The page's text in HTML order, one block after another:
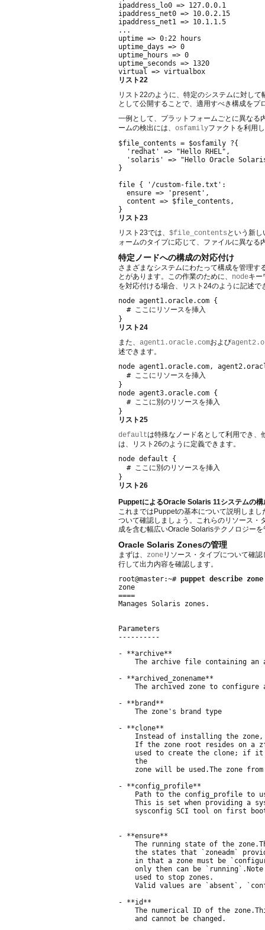
ipaddress_lo0 => 127.0.0.1
ipaddress_net0 => 10.0.2.15
ipaddress_net1 => 10.1.1.5
...
uptime => 0:22 hours
uptime_days => 0
uptime_hours => 0
uptime_seconds => 1320
リスト22
リスト22のように、特定のシステムに対し
として公開することで、適用すべき構成をプ
一例として、プラットフォームごとに異なる
ームの検出には、 osfamilyファクトを利用
$file_contents = $osfamily ?{
  'redhat' => "Hello RHEL",
'solaris' => "Hello Oracle
}
file { '/custom-file.txt':
  ensure => 'present',
  content => $file_contents,
リスト23
リスト23では、 $file_contents という新
ォームのタイプに応じて、ファイルに異なる
特定ノードへの構成の対応付け
さまざまなシステムにわたって構成を管理
とがあります。この作業のために、 nodeキー
を対応付ける場合、リスト24のように記述で
node agent1.oracle.com {
  # ここにリソースを挿入
リスト24
また、 agent1.oracle.comおよび
述できます。
node agent1.oracle.com,
  # ここにリソースを挿入
}
node agent3.oracle.com {
  # ここに別のリソースを挿入
リスト25
defaultは特殊なノード名として利用でき、
は、リスト26のように定義できます。
node default {
  # ここに別のリソースを挿入
}
リスト26
PuppetによるOracle Solaris 11システムの構
これまではPuppetの基本について説明しま
ついて確認しましょう。これらのリソース
成を含む幅広いOracle Solarisテクノロジー
Oracle Solaris Zonesの管理
まずは、 zoneリソース・タイプについて確
行して出力内容を確認します。
root@master:~# puppet describe zone
zone
====
Manages Solaris zones.
Parameters
----------
- **archive**
The archive file containing an
- **archived_zonename**
The archived zone to configure
- **brand**
    The zone's brand type
- **clone**
Instead of installing the
If the zone root resides on a
used to create the clone; if
    the
zone will be used.The zone
- **config_profile**
Path to the config_profile to
This is set when providing a
sysconfig SCI tool on first
- **ensure**
The running state of the
the states that `zoneadm`
in that a zone must be
only then can be
    used to stop zones.
Valid values are `absent`,
- **id**
The numerical ID of the
    and cannot be changed.